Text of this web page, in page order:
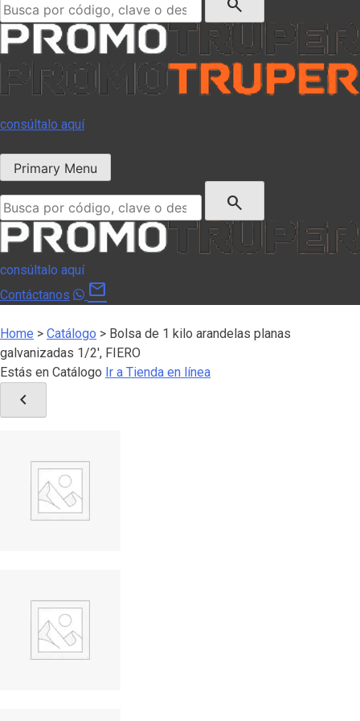
consúltalo aquí
Primary Menu
search
consúltalo aquí
Contáctanos
mail
Home > Catálogo > Bolsa de 1 kilo arandelas planas
galvanizadas 1/2′, FIERO
Estás en Catálogo Ir a Tienda en línea
chevron_left